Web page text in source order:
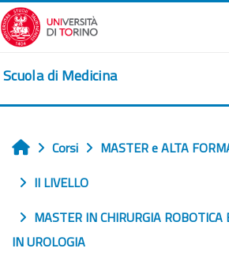
Vai al contenuto principale
Scuola di Medicina
Home
Corsi
MASTER e ALTA
II LIVELLO
MASTER IN CHIRURGIA ROBOTICA
IN UROLOGIA